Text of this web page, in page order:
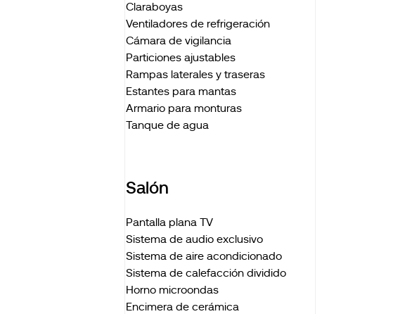
Claraboyas
Ventiladores de refrigeración
Cámara de vigilancia
Particiones ajustables
Rampas laterales y traseras
Estantes para mantas
Armario para monturas
Tanque de agua
Salón
Pantalla plana TV
Sistema de audio exclusivo
Sistema de aire acondicionado
Sistema de calefacción dividido
Horno microondas
Encimera de cerámica